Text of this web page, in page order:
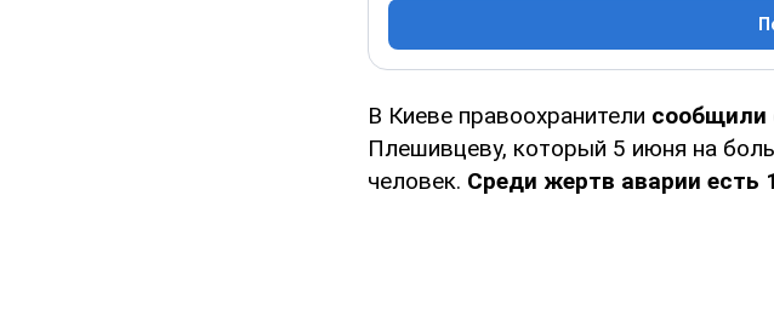
В Киеве правоохранители сообщили
Плешивцеву, который 5 июня на
человек. Среди жертв аварии есть